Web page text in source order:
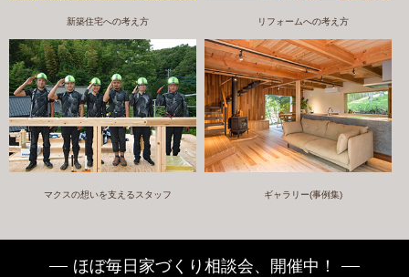
新築住宅への考え方 リフォームへの考え方
マクスの想いを支えるスタッフ ギャラリー(事例集)
ほぼ毎日家づくり相談会、開催中！